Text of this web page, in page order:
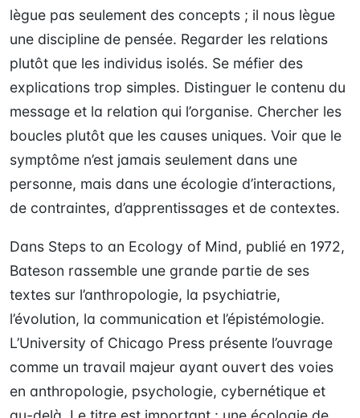
lègue pas seulement des concepts ; il nous lègue
une discipline de pensée. Regarder les relations
plutôt que les individus isolés. Se méfier des
explications trop simples. Distinguer le contenu du
message et la relation qui l’organise. Chercher les
boucles plutôt que les causes uniques. Voir que le
symptôme n’est jamais seulement dans une
personne, mais dans une écologie d’interactions,
de contraintes, d’apprentissages et de contextes.
Dans Steps to an Ecology of Mind, publié en 1972,
Bateson rassemble une grande partie de ses
textes sur l’anthropologie, la psychiatrie,
l’évolution, la communication et l’épistémologie.
L’University of Chicago Press présente l’ouvrage
comme un travail majeur ayant ouvert des voies
en anthropologie, psychologie, cybernétique et